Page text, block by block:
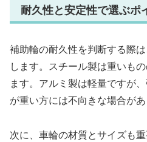
耐久性と安定性で選ぶポ
補助輪の耐久性を判断する際
します。スチール製は重いも
ます。アルミ製は軽量ですが
が重い方には不向きな場合があ
次に、車輪の材質とサイズも